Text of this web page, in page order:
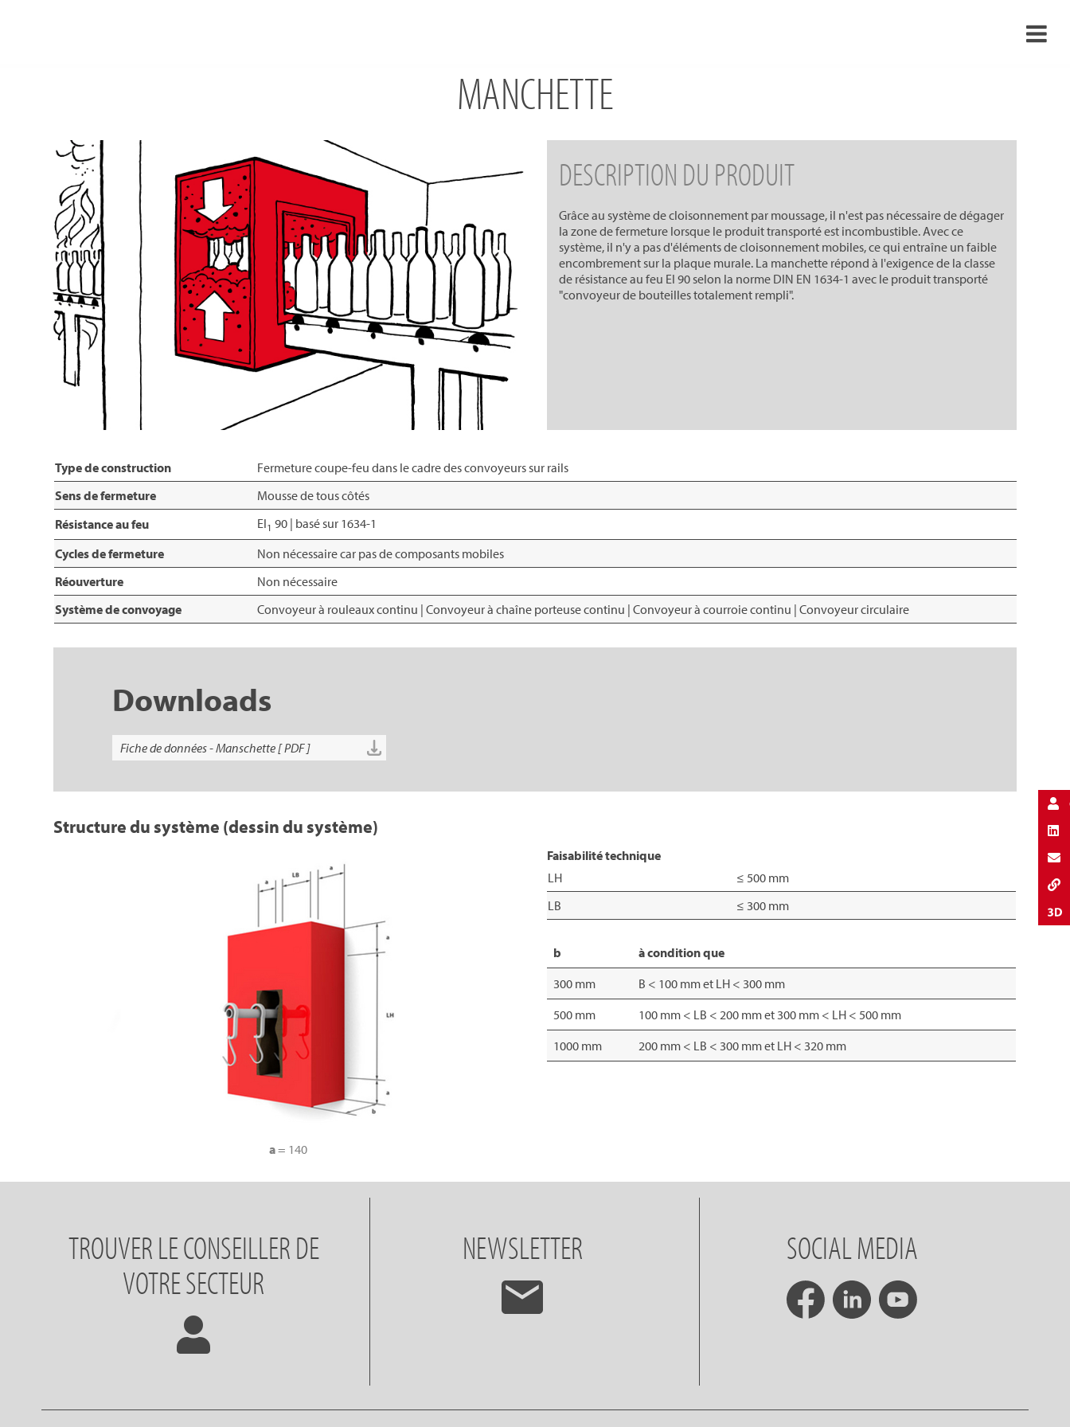
›
Solutions
Références
Mondes thématiques
Actualités
Contact
MANCHETTE
DESCRIPTION DU PRODUIT
Grâce au système de cloisonnement par moussage, il n'est pas nécessaire de dégager
la zone de fermeture lorsque le produit transporté est incombustible. Avec ce
système, il n'y a pas d'éléments de cloisonnement mobiles, ce qui entraîne un faible
encombrement sur la plaque murale. La manchette répond à l'exigence de la classe
de résistance au feu EI 90 selon la norme DIN EN 1634-1 avec le produit transporté
"convoyeur de bouteilles totalement rempli".
Type de construction
Fermeture coupe-feu dans le cadre des convoyeurs sur rails
Sens de fermeture
Mousse de tous côtés
Résistance au feu
EI1 90 | basé sur 1634-1
Cycles de fermeture
Non nécessaire car pas de composants mobiles
Réouverture
Non nécessaire
Système de convoyage
Convoyeur à rouleaux continu | Convoyeur à chaîne porteuse continu | Convoyeur à courroie continu | Convoyeur circulaire
Downloads
Fiche de données - Manschette [ PDF ]
Structure du système (dessin du système)
a= 140
Faisabilité technique
LH
≤ 500 mm
LB
≤ 300 mm
b
à condition que
300 mm
B < 100 mm et LH < 300 mm
500 mm
100 mm < LB < 200 mm et 300 mm < LH < 500 mm
1000 mm
200 mm < LB < 300 mm et LH < 320 mm
TROUVER LE CONSEILLER DE
VOTRE SECTEUR
NEWSLETTER SOCIAL MEDIA